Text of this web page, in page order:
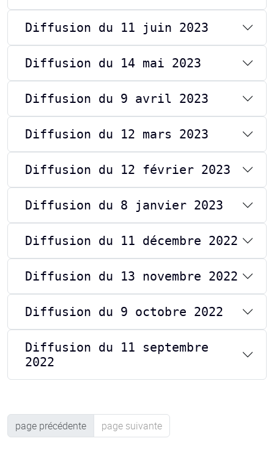
Diffusion du 11 juin 2023
Diffusion du 14 mai 2023
Diffusion du 9 avril 2023
Diffusion du 12 mars 2023
Diffusion du 12 février 2023
Diffusion du 8 janvier 2023
Diffusion du 11 décembre 2022
Diffusion du 13 novembre 2022
Diffusion du 9 octobre 2022
Diffusion du 11 septembre
2022
page précédente page suivante